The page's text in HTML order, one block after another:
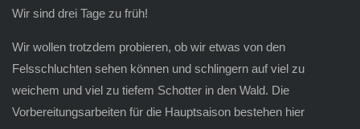
Wir sind drei Tage zu früh!
Wir wollen trotzdem probieren, ob wir etwas von den
Felsschluchten sehen können und schlingern auf viel zu
weichem und viel zu tiefem Schotter in den Wald. Die
Vorbereitungsarbeiten für die Hauptsaison bestehen hier